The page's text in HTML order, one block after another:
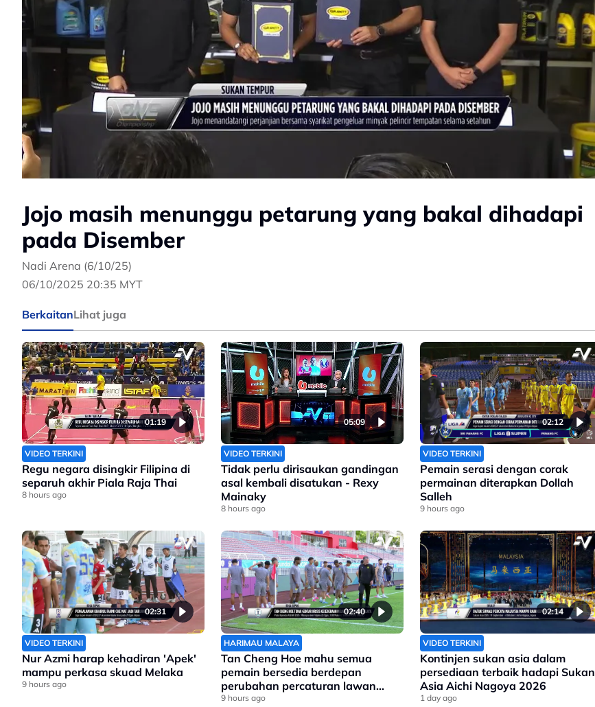
Jojo masih menunggu petarung yang bakal dihadapi
pada Disember
Nadi Arena (6/10/25)
06/10/2025 20:35 MYT
BerkaitanLihat juga
01:19
VIDEO TERKINI
Regu negara disingkir Filipina di
separuh akhir Piala Raja Thai
8 hours ago
05:09
VIDEO TERKINI
Tidak perlu dirisaukan gandingan
asal kembali disatukan - Rexy
Mainaky
8 hours ago
02:12
VIDEO TERKINI
Pemain serasi dengan corak
permainan diterapkan Dollah
Salleh
9 hours ago
02:31
VIDEO TERKINI
Nur Azmi harap kehadiran 'Apek'
mampu perkasa skuad Melaka
9 hours ago
02:40
HARIMAU MALAYA
Tan Cheng Hoe mahu semua
pemain bersedia berdepan
perubahan percaturan lawan
Filipina
9 hours ago
02:14
VIDEO TERKINI
Kontinjen sukan asia dalam
persediaan terbaik hadapi Sukan
Asia Aichi Nagoya 2026
1 day ago